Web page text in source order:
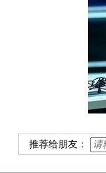
推荐给朋友：